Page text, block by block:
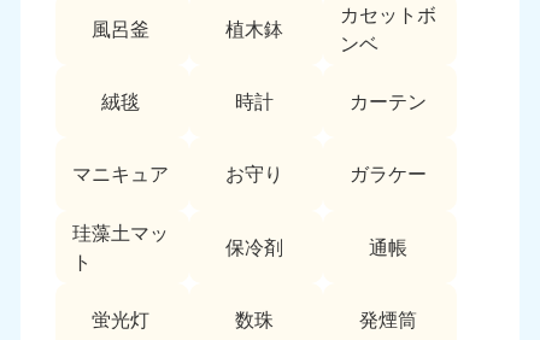
風呂釜 植木鉢
カセットボ
ンベ
絨毯 時計 カーテン
マニキュア お守り ガラケー
珪藻土マッ
ト
保冷剤 通帳
蛍光灯 数珠 発煙筒
香川県
050-1880-9899
徳島県
050-1880-9898
9:00〜19:00 年中無休 9:00〜19:00 年中無休
9:00〜19:00 年中無休 9:00〜19:00 年中無休